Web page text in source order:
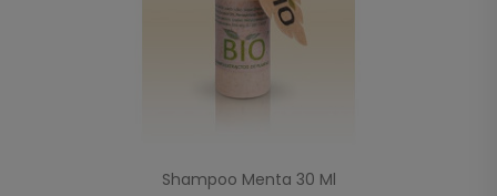
Shampoo Menta 30 Ml